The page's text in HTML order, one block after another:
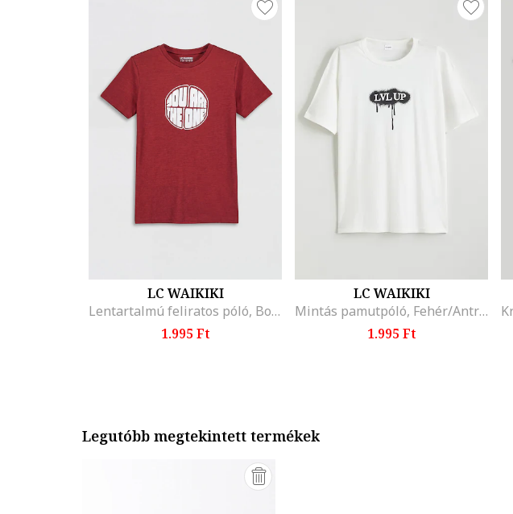
LC WAIKIKI
Lentartalmú feliratos póló, Bordó
1.995 Ft
LC WAIKIKI
Mintás pamutpóló, Fehér/Antracitszürke
1.995 Ft
Legutóbb megtekintett termékek